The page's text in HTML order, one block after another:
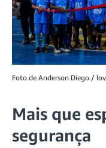
Foto de Anderson Diego /
Mais que
segurança